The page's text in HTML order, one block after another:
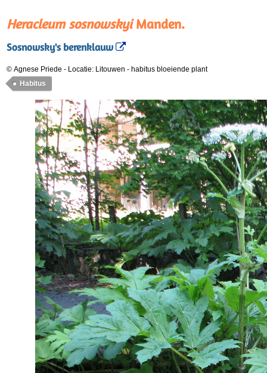
Heracleum sosnowskyiManden.
Sosnowsky's berenklauw
© Agnese Priede - Locatie: Litouwen - habitus bloeiende plant
Habitus